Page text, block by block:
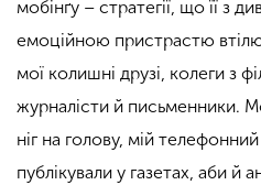
мобінґу – стратегії, що її з
емоційною пристрастю
мої колишні друзі, колеги з
журналісти й письменники.
ніг на голову, мій
публікували у газетах, аби й